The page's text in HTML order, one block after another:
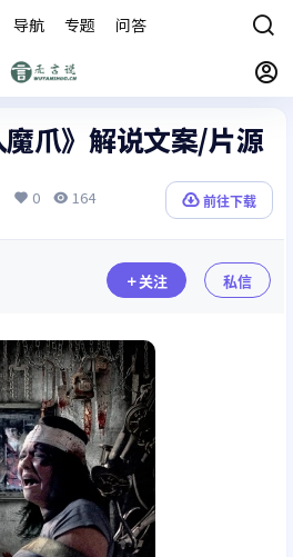
导航 专题 问答
爪》解说文案/片源
0 164 前往下载
关注 私信